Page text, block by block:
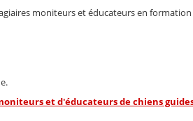
moniteurs et éducateurs en
et d'éducateurs de chiens